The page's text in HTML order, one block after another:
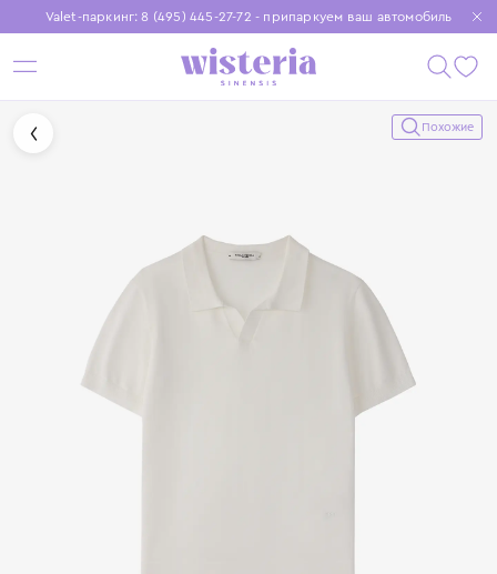
Valet-паркинг: 8 (495) 445-27-72 - припаркуем ваш автомобиль
Бесплатная доставка при заказе от 15 000 ₽
Установите приложение, чтобы покупки были еще удобнее
Похожие